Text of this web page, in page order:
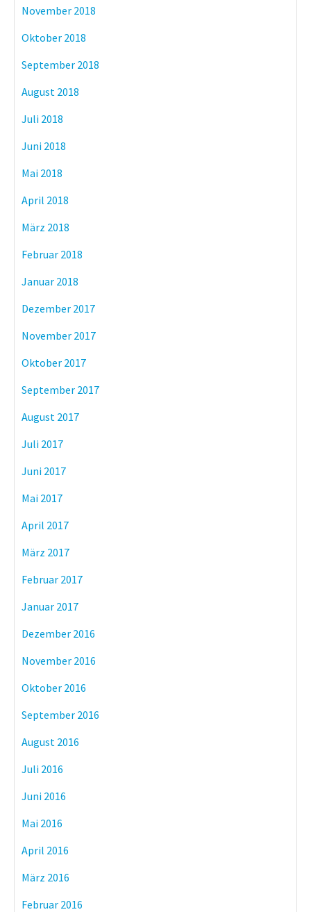
November 2018
Oktober 2018
September 2018
August 2018
Juli 2018
Juni 2018
Mai 2018
April 2018
März 2018
Februar 2018
Januar 2018
Dezember 2017
November 2017
Oktober 2017
September 2017
August 2017
Juli 2017
Juni 2017
Mai 2017
April 2017
März 2017
Februar 2017
Januar 2017
Dezember 2016
November 2016
Oktober 2016
September 2016
August 2016
Juli 2016
Juni 2016
Mai 2016
April 2016
März 2016
Februar 2016